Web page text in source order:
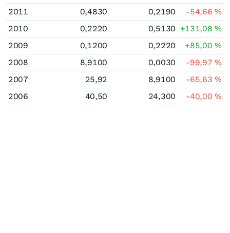
2011
0,4830 0,2190 -54,66%
2010
0,2220 0,5130 +131,08%
2009
0,1200 0,2220 +85,00%
2008
8,9100 0,0030 -99,97%
2007
25,92 8,9100 -65,63%
2006
40,50 24,300 -40,00%